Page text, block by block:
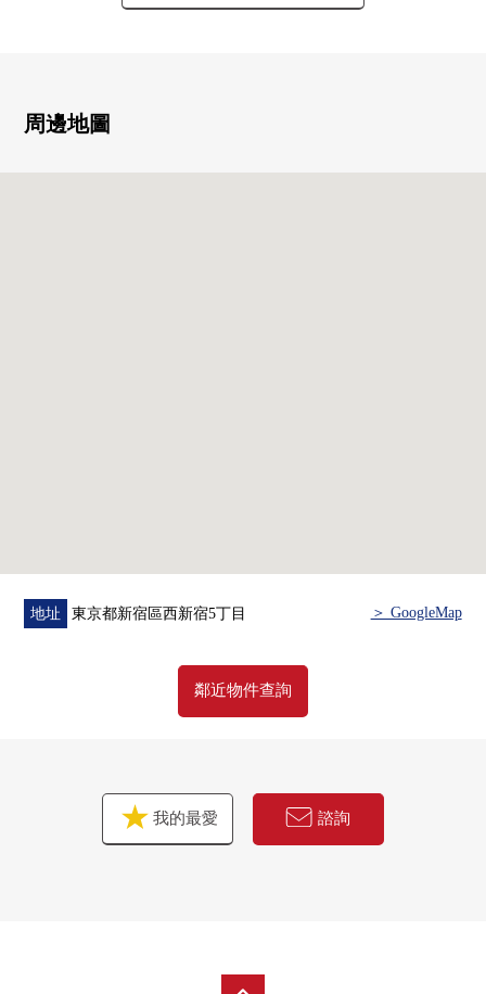
○ 適合10樓、東北的採光房
○ 用2面采光明亮地開放性的約13張塌塌米客餐廳
Grand休息室(1樓)
Forest House"ENGAWA"(2樓)
健身房，會議空間
View休息室&酒吧"SKY"(44樓)
周邊地圖
地址 東京都新宿區西新宿5丁目 ＞ GoogleMap
鄰近物件查詢
我的最愛 諮詢